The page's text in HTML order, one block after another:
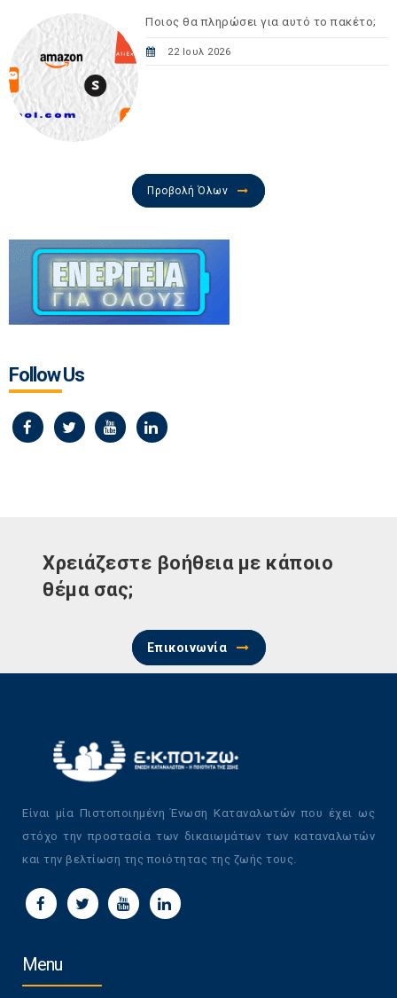
Ποιος θα πληρώσει για αυτό το πακέτο;
22 Ιουλ 2026
Προβολή Όλων
Follow Us
Χρειάζεστε βοήθεια με κάποιο
θέμα σας;
Επικοινωνία
Είναι μία Πιστοποιημένη Ένωση Καταναλωτών που έχει ως
στόχο την προστασία των δικαιωμάτων των καταναλωτών
και την βελτίωση της ποιότητας της ζωής τους.
Menu